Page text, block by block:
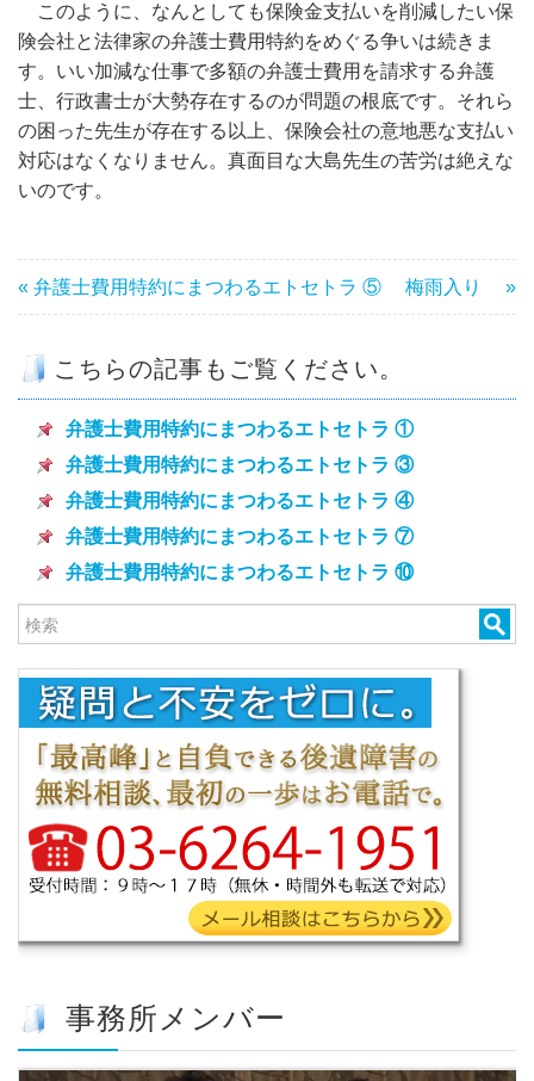
このように、なんとしても保険金支払いを削減したい保
険会社と法律家の弁護士費用特約をめぐる争いは続きま
す。いい加減な仕事で多額の弁護士費用を請求する弁護
士、行政書士が大勢存在するのが問題の根底です。それら
の困った先生が存在する以上、保険会社の意地悪な支払い
対応はなくなりません。真面目な大島先生の苦労は絶えな
いのです。
« 弁護士費用特約にまつわるエトセトラ ⑤ 梅雨入り »
こちらの記事もご覧ください。
弁護士費用特約にまつわるエトセトラ ①
弁護士費用特約にまつわるエトセトラ ③
弁護士費用特約にまつわるエトセトラ ④
弁護士費用特約にまつわるエトセトラ ⑦
弁護士費用特約にまつわるエトセトラ ⑩
事務所メンバー